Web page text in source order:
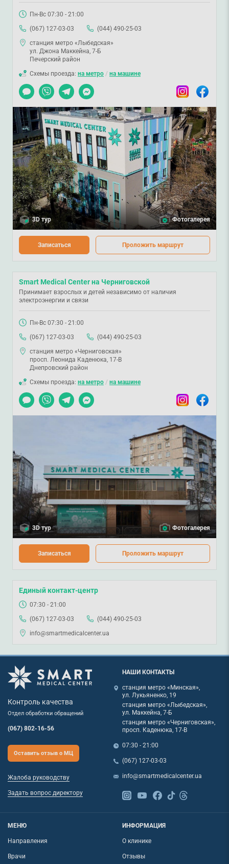
Пн-Вс 07:30 - 21:00
(067) 127-03-03
(044) 490-25-03
станция метро «Лыбедская»
ул. Джона Маккейна, 7-Б
Печерский район
Схемы проезда: на метро / на машине
Чат
Viber TelegramMessenger InstagramFacebook
3D тур Фотогалерея
Записаться Проложить маршрут
Smart Medical Center на Черниговской
Принимает взрослых и детей независимо от наличия
электроэнергии и связи
Пн-Вс 07:30 - 21:00
(067) 127-03-03
(044) 490-25-03
станция метро «Черниговская»
просп. Леонида Каденюка, 17-В
Днепровский район
Схемы проезда: на метро / на машине
Чат
Viber TelegramMessenger InstagramFacebook
3D тур Фотогалерея
Записаться Проложить маршрут
Единый контакт-центр
07:30 - 21:00
(067) 127-03-03
(044) 490-25-03
info@smartmedicalcenter.ua
Контроль качества
Отдел обработки обращений
(067) 802-16-56
Оставить отзыв о МЦ
Жалоба руководству
Задать вопрос директору
НАШИ КОНТАКТЫ
станция метро «Минская»,
ул. Лукьяненко, 19
станция метро «Лыбедская»,
ул. Маккейна, 7-Б
станция метро «Черниговская»,
просп. Каденюка, 17-В
07:30 - 21:00
(067) 127-03-03
info@smartmedicalcenter.ua
МЕНЮ
Направления
Врачи
ИНФОРМАЦИЯ
О клинике
Отзывы